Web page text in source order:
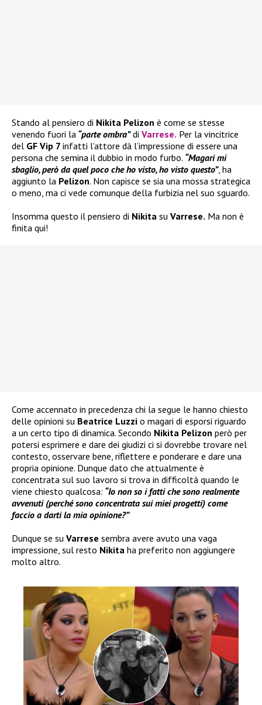
Stando al pensiero di Nikita Pelizon è come se stesse
venendo fuori la “parte ombra”di Varrese. Per la vincitrice
del GF Vip 7 infatti l’attore dà l’impressione di essere una
persona che semina il dubbio in modo furbo. “Magari mi
sbaglio, però da quel poco che ho visto, ho visto questo”, ha
aggiunto la Pelizon. Non capisce se sia una mossa strategica
o meno, ma ci vede comunque della furbizia nel suo sguardo.
Insomma questo il pensiero di Nikita su Varrese. Ma non è
finita qui!
Come accennato in precedenza chi la segue le hanno chiesto
delle opinioni su Beatrice Luzzi o magari di esporsi riguardo
a un certo tipo di dinamica. Secondo Nikita Pelizon però per
potersi esprimere e dare dei giudizi ci si dovrebbe trovare nel
contesto, osservare bene, riflettere e ponderare e dare una
propria opinione. Dunque dato che attualmente è
concentrata sul suo lavoro si trova in difficoltà quando le
viene chiesto qualcosa: “Io non so i fatti che sono realmente
avvenuti (perché sono concentrata sui miei progetti) come
faccio a darti la mia opinione?”
Dunque se su Varrese sembra avere avuto una vaga
impressione, sul resto Nikita ha preferito non aggiungere
molto altro.